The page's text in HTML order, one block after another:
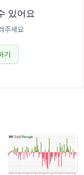
있어요
주세요
기